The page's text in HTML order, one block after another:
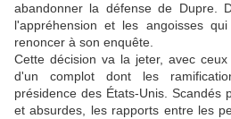
abandonner la défense de Dupre.
l'appréhension et les angoisses
renoncer à son enquête.
Cette décision va la jeter, avec
d'un complot dont les
présidence des États-Unis. Scandés
et absurdes, les rapports entre les